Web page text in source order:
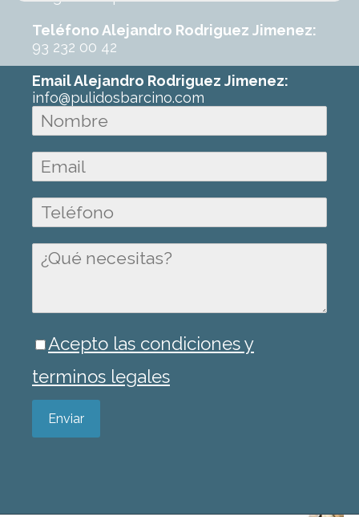
Teléfono Alejandro Rodriguez Jimenez:
93 232 00 42
Email Alejandro Rodriguez Jimenez:
info@pulidosbarcino.com
Acepto las condiciones y
terminos legales
Enviar